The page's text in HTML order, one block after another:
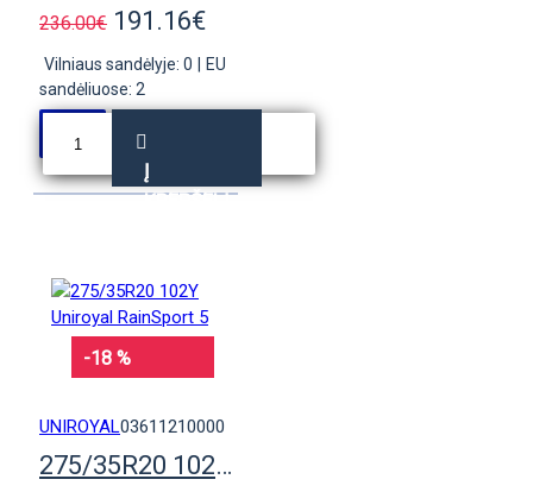
236.00€ 191.16€
Vilniaus sandėlyje: 0
EU
sandėliuose: 2
Į
KREPŠELĮ
-18 %
UNIROYAL03611210000
275/35R20 102Y Uniroyal RainSport 5